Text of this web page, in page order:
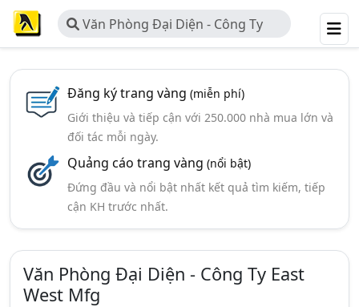
Văn Phòng Đại Diện - Công Ty
East West Mfg
Đăng ký trang vàng (miễn phí)
Giới thiệu và tiếp cận với 250.000 nhà mua lớn và
đối tác mỗi ngày.
Quảng cáo trang vàng (nổi bật)
Đứng đầu và nổi bật nhất kết quả tìm kiếm, tiếp
cận KH trước nhất.
Văn Phòng Đại Diện - Công Ty East
West Mfg